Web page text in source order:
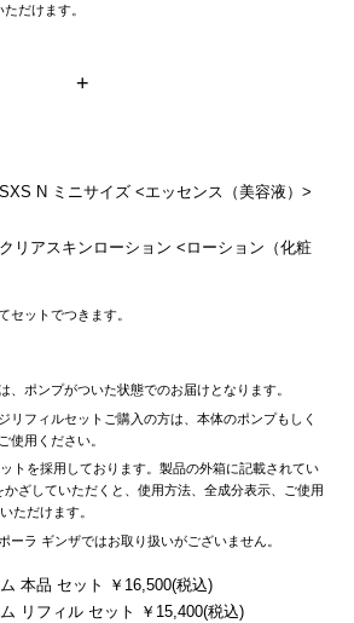
だけます。
+
N ミニサイズ <エッセンス（美容液）>
リアスキンローション <ローション（化粧
セットでつきます。
、ポンプがついた状態でのお届けとなります。
リフィルセットご購入の方は、本体のポンプもしく
使用ください。
トを採用しております。製品の外箱に記載されてい
ざしていただくと、使用方法、全成分表示、ご使用
ただけます。
ーラ ギンザではお取り扱いがございません。
本品 セット ￥16,500(税込)
リフィル セット ￥15,400(税込)